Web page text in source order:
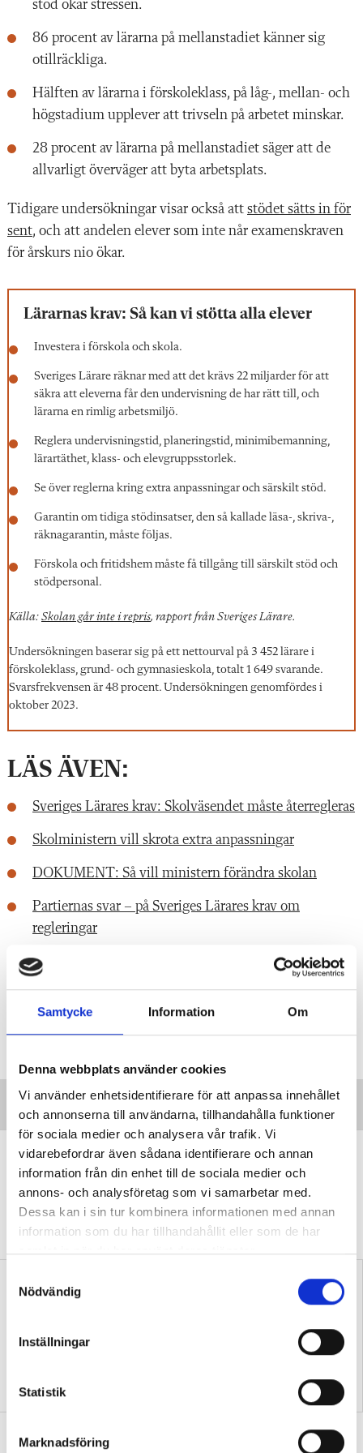
Samtycke Information Om
Denna webbplats använder cookies
Vi använder enhetsidentifierare för att anpassa innehållet
och annonserna till användarna, tillhandahålla funktioner
för sociala medier och analysera vår trafik. Vi
vidarebefordrar även sådana identifierare och annan
information från din enhet till de sociala medier och
annons- och analysföretag som vi samarbetar med.
Dessa kan i sin tur kombinera informationen med annan
information som du har tillhandahållit eller som de har
samlat in när du har använt deras tjänster.
e
Nödvändig
Inställningar
Statistik
Marknadsföring
stöd ökar stressen.
86 procent av lärarna på mellanstadiet känner sig
otillräckliga.
Hälften av lärarna i förskoleklass, på låg-, mellan- och
högstadium upplever att trivseln på arbetet minskar.
28 procent av lärarna på mellanstadiet säger att de
allvarligt överväger att byta arbetsplats.
Tidigare undersökningar visar också att stödet sätts in för
sent, och att andelen elever som inte når examenskraven
för årskurs nio ökar.
Lärarnas krav: Så kan vi stötta alla elever
Investera i förskola och skola.
Sveriges Lärare räknar med att det krävs 22 miljarder för att
säkra att eleverna får den undervisning de har rätt till, och
lärarna en rimlig arbetsmiljö.
Reglera undervisningstid, planeringstid, minimibemanning,
lärartäthet, klass- och elevgruppsstorlek.
Se över reglerna kring extra anpassningar och särskilt stöd.
Garantin om tidiga stödinsatser, den så kallade läsa-, skriva-,
räknagarantin, måste följas.
Förskola och fritidshem måste få tillgång till särskilt stöd och
stödpersonal.
Källa: Skolan går inte i repris, rapport från Sveriges Lärare.
Undersökningen baserar sig på ett nettourval på 3 452 lärare i
förskoleklass, grund- och gymnasieskola, totalt 1 649 svarande.
Svarsfrekvensen är 48 procent. Undersökningen genomfördes i
oktober 2023.
LÄS ÄVEN:
Sveriges Lärares krav: Skolväsendet måste återregleras
Skolministern vill skrota extra anpassningar
DOKUMENT: Så vill ministern förändra skolan
Partiernas svar – på Sveriges Lärares krav om
regleringar
LYSSNA: Lärarprofilerna om F-betyget och skolpolitiken
”Vi lovar behöriga lärare i varje
klassrum”
Centerpartiets tioåriga plan:
Inga fler obehöriga lärare.
pyramid i skolan”
”Hur skolan fungerar blir
”Vad ska vår tid räcka till på